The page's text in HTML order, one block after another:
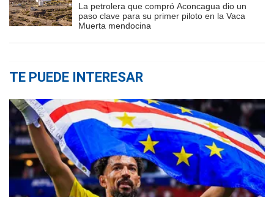
La petrolera que compró Aconcagua dio un
paso clave para su primer piloto en la Vaca
Muerta mendocina
TE PUEDE INTERESAR